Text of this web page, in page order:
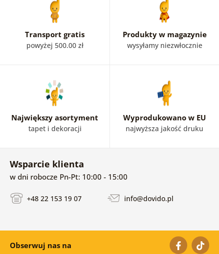
Transport gratis
powyżej 500.00 zł
Produkty w magazynie
wysyłamy niezwłocznie
Największy asortyment
tapet i dekoracji
Wyprodukowano w EU
najwyższa jakość druku
Wsparcie klienta
w dni robocze Pn-Pt: 10:00 - 15:00
+48 22 153 19 07 info@dovido.pl
Obserwuj nas na